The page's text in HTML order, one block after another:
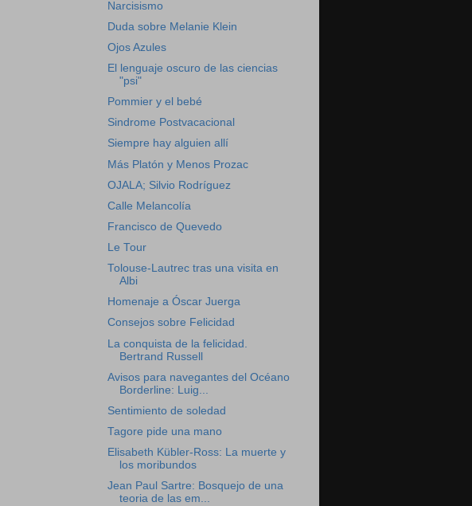
Narcisismo
Duda sobre Melanie Klein
Ojos Azules
El lenguaje oscuro de las ciencias
"psi"
Pommier y el bebé
Sindrome Postvacacional
Siempre hay alguien allí
Más Platón y Menos Prozac
OJALA; Silvio Rodríguez
Calle Melancolía
Francisco de Quevedo
Le Tour
Tolouse-Lautrec tras una visita en
Albi
Homenaje a Óscar Juerga
Consejos sobre Felicidad
La conquista de la felicidad.
Bertrand Russell
Avisos para navegantes del Océano
Borderline: Luig...
Sentimiento de soledad
Tagore pide una mano
Elisabeth Kübler-Ross: La muerte y
los moribundos
Jean Paul Sartre: Bosquejo de una
teoria de las em...